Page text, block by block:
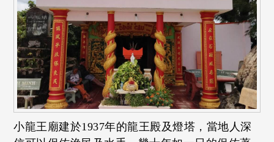
小龍王廟建於1937年的龍王殿及燈塔，當地人深